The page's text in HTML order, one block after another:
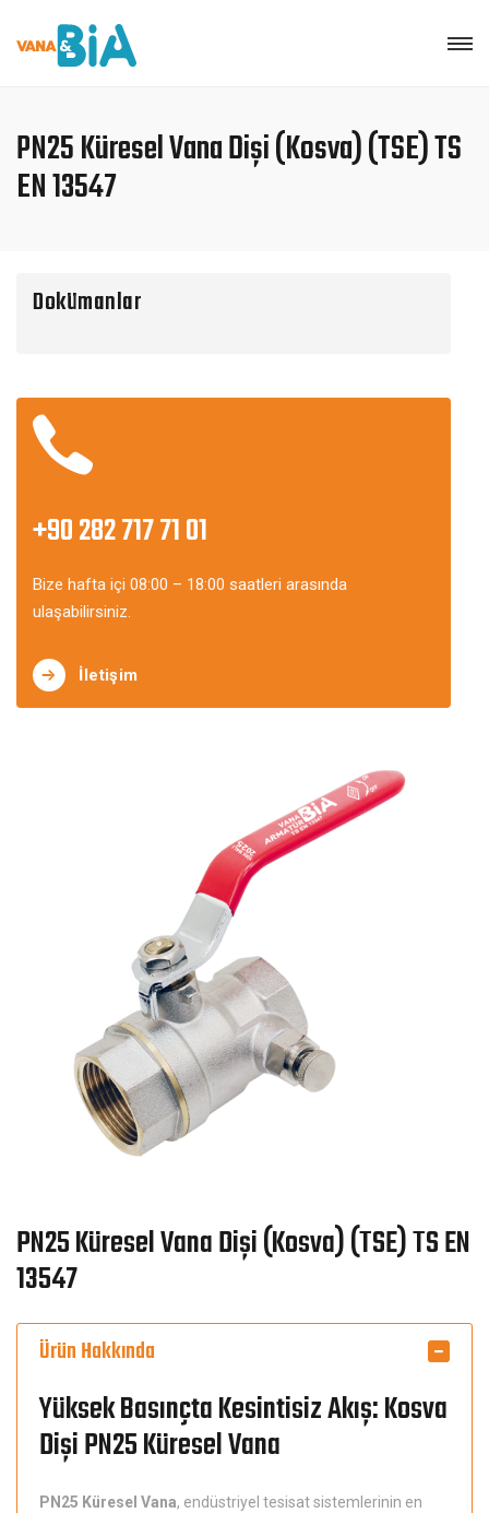
PN25 Küresel Vana Dişi (Kosva) (TSE) TS
EN 13547
Dokümanlar
+90 282 717 71 01
Bize hafta içi 08:00 – 18:00 saatleri arasında
ulaşabilirsiniz.
İletişim
PN25 Küresel Vana Dişi (Kosva) (TSE) TS EN
13547
Ürün Hakkında
Yüksek Basınçta Kesintisiz Akış: Kosva
Dişi PN25 Küresel Vana
PN25 Küresel Vana, endüstriyel tesisat sistemlerinin en